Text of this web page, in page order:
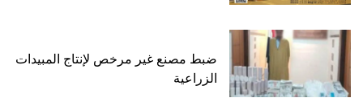
ضبط مصنع غير مرخص لإنتاج المبيدات
الزراعية